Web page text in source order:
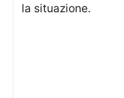
la situazione.